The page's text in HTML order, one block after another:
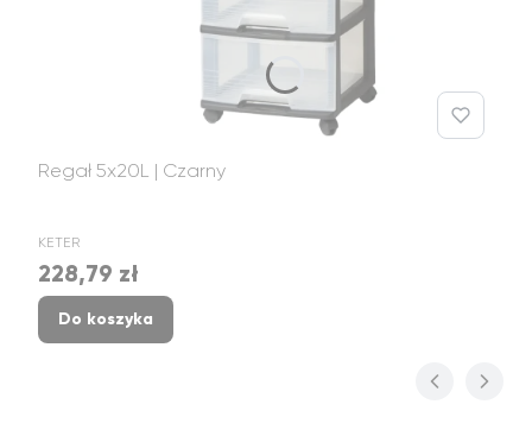
Regał 5x20L | Czarny
PRODUCENT
KETER
Cena
228,79 zł
Do koszyka